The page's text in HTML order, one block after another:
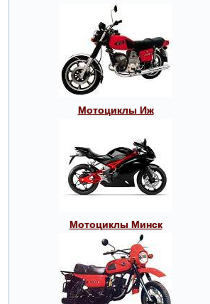
Мотоциклы Иж
Мотоциклы Минск